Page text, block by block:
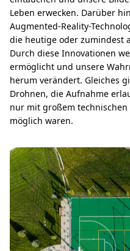
Leben erwecken. Darüber
Augmented-Reality-
die heutige oder zumindest
Durch diese Innovationen
ermöglicht und unsere
herum verändert. Gleiches
Drohnen, die Aufnahme
nur mit großem
möglich waren.